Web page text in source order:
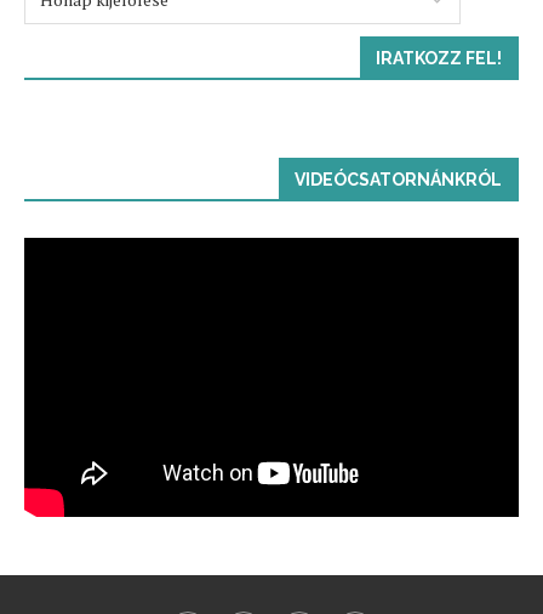
IRATKOZZ FEL!
VIDEÓCSATORNÁNKRÓL